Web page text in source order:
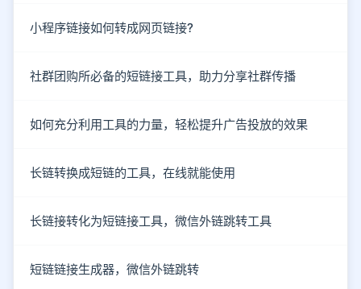
小程序链接如何转成网页链接?
社群团购所必备的短链接工具，助力分享社群传播
如何充分利用工具的力量，轻松提升广告投放的效果
长链转换成短链的工具，在线就能使用
长链接转化为短链接工具，微信外链跳转工具
短链链接生成器，微信外链跳转